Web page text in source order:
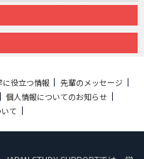
に役立つ情報
先輩のメッセージ
個人情報についてのお知らせ
て